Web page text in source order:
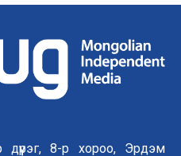
дүүрэг, 8-р хороо, Эрдэм